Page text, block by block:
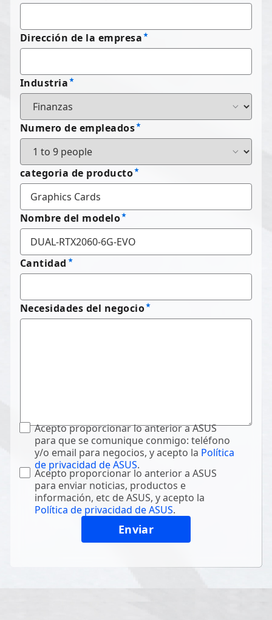
Dirección de la empresa
Industria
Numero de empleados
categoria de producto
Nombre del modelo
Cantidad
Necesidades del negocio
Acepto proporcionar lo anterior a ASUS
para que se comunique conmigo: teléfono
y/o email para negocios, y acepto la Política
de privacidad de ASUS.
Acepto proporcionar lo anterior a ASUS
para enviar noticias, productos e
información, etc de ASUS, y acepto la
Política de privacidad de ASUS.